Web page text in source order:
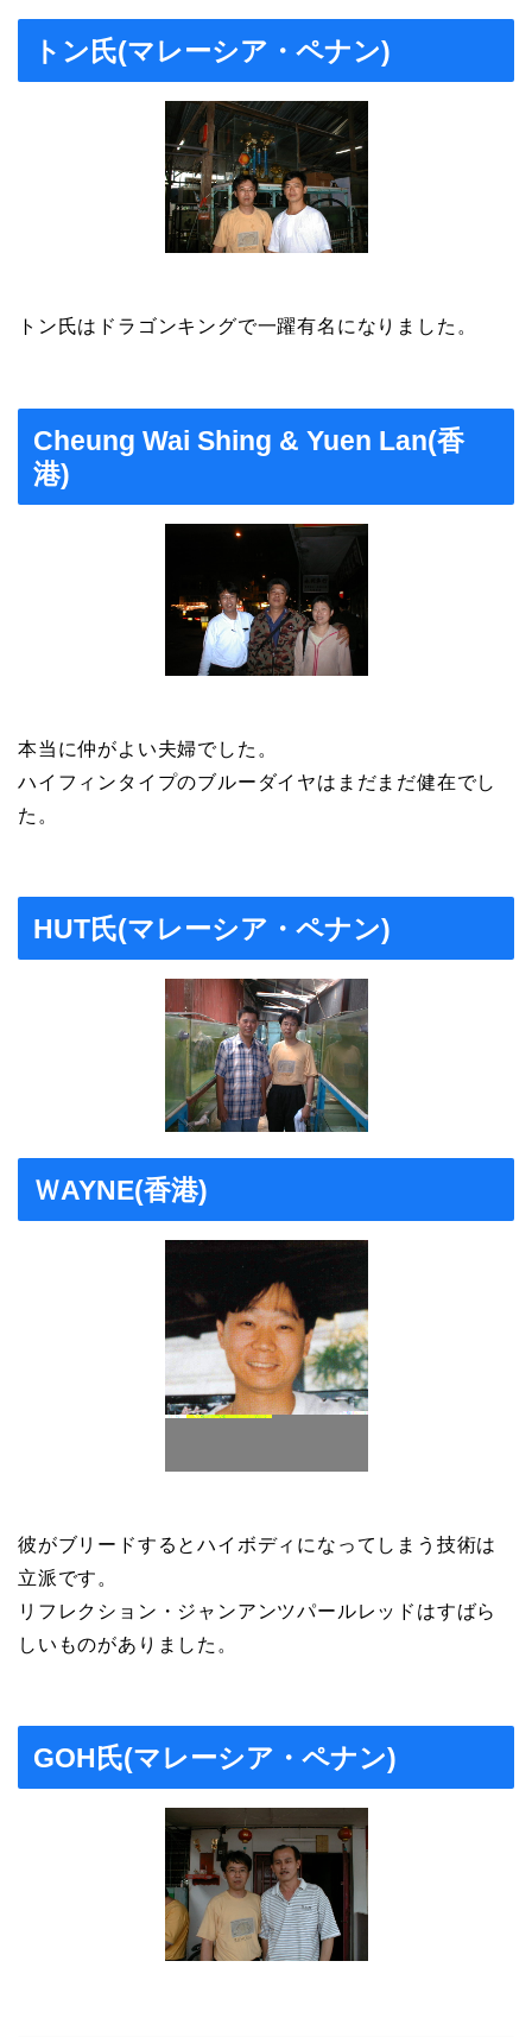
トン氏(マレーシア・ペナン)
トン氏はドラゴンキングで一躍有名になりました。
Cheung Wai Shing & Yuen Lan(香
港)
本当に仲がよい夫婦でした。
ハイフィンタイプのブルーダイヤはまだまだ健在でし
た。
HUT氏(マレーシア・ペナン)
ＷAYNE(香港)
彼がブリードするとハイボディになってしまう技術は
立派です。
リフレクション・ジャンアンツパールレッドはすばら
しいものがありました。
GOH氏(マレーシア・ペナン)